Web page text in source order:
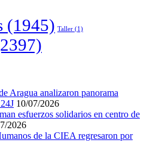
(1945) Taller (1)
Aragua analizaron panorama
10/07/2026
esfuerzos solidarios en centro de
2026
de la CIEA regresaron por